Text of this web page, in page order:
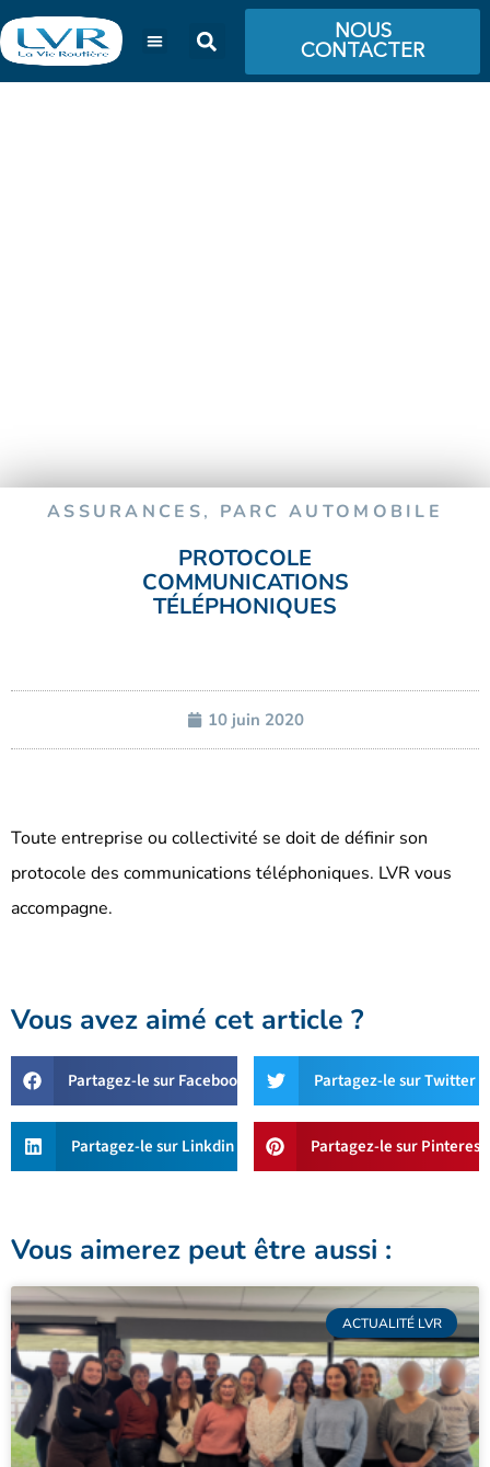
NOUS
CONTACTER
ASSURANCES, PARC AUTOMOBILE
PROTOCOLE
COMMUNICATIONS
TÉLÉPHONIQUES
10 juin 2020
Toute entreprise ou collectivité se doit de définir son
protocole des communications téléphoniques. LVR vous
accompagne.
Vous avez aimé cet article ?
Partagez-le sur Facebook Partagez-le sur Twitter
Partagez-le sur Linkdin Partagez-le sur Pinterest
Vous aimerez peut être aussi :
ACTUALITÉ LVR